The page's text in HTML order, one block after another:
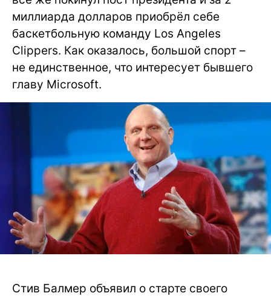
миллиарда долларов приобрёл себе
баскетбольную команду Los Angeles
Clippers. Как оказалось, большой спорт –
не единственное, что интересует бывшего
главу Microsoft.
Стив Балмер объявил о старте своего